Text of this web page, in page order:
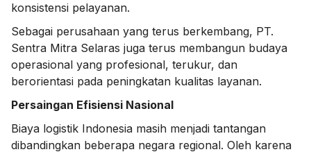
konsistensi pelayanan.
Sebagai perusahaan yang terus berkembang, PT.
Sentra Mitra Selaras juga terus membangun budaya
operasional yang profesional, terukur, dan
berorientasi pada peningkatan kualitas layanan.
Persaingan Efisiensi Nasional
Biaya logistik Indonesia masih menjadi tantangan
dibandingkan beberapa negara regional. Oleh karena